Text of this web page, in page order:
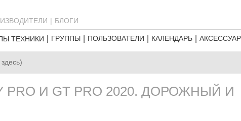
БЛОГИ
ТЕХНИКИ ГРУППЫ ПОЛЬЗОВАТЕЛИ КАЛЕНДАРЬ
PRO И GT PRO 2020. ДОРОЖНЫЙ И